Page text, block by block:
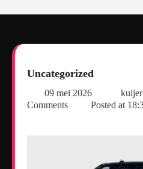
Uncategorized
09 mei 2026
Comments
Posted at